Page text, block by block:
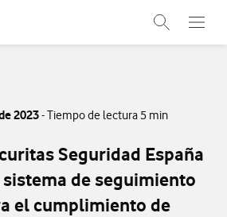
Abrir
Menu
Abre
2023- Tiempo de lectura 5 min
Seguridad España
de seguimiento
el cumplimiento de